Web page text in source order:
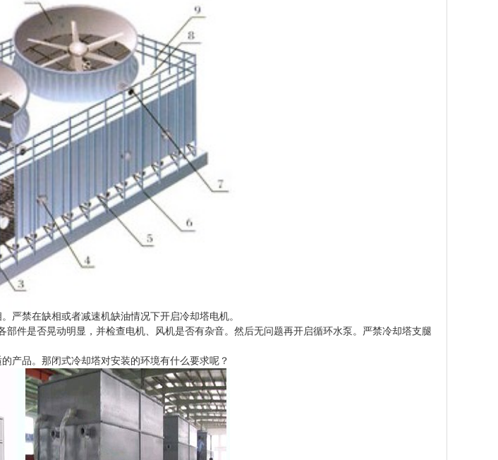
禁在缺相或者减速机缺油情况下开启冷却塔电机。
是否晃动明显，并检查电机、风机是否有杂音。然后无问题再开启循环水泵。严禁冷却塔支腿
产品。那闭式冷却塔对安装的环境有什么要求呢？